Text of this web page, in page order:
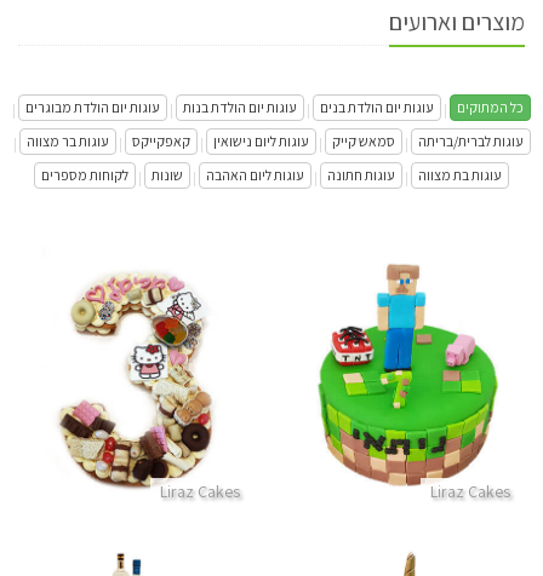
מוצרים וארועים
כל המתוקים | עוגות יום הולדת בנים | עוגות יום הולדת בנות | עוגות יום הולדת מבוגרים
|
עוגות לברית/בריתה
| סמאש קייק | עוגות ליום נישואין | קאפקייקס | עוגות בר מצווה
|
עוגות בת מצווה
| עוגות חתונה | עוגות ליום האהבה | שונות | לקוחות מספרים
Liraz Cakes
עוגת מספרים של הלו קיטי
התקשר/י
Liraz Cakes
עוגת מיינקראפט
התקשר/י